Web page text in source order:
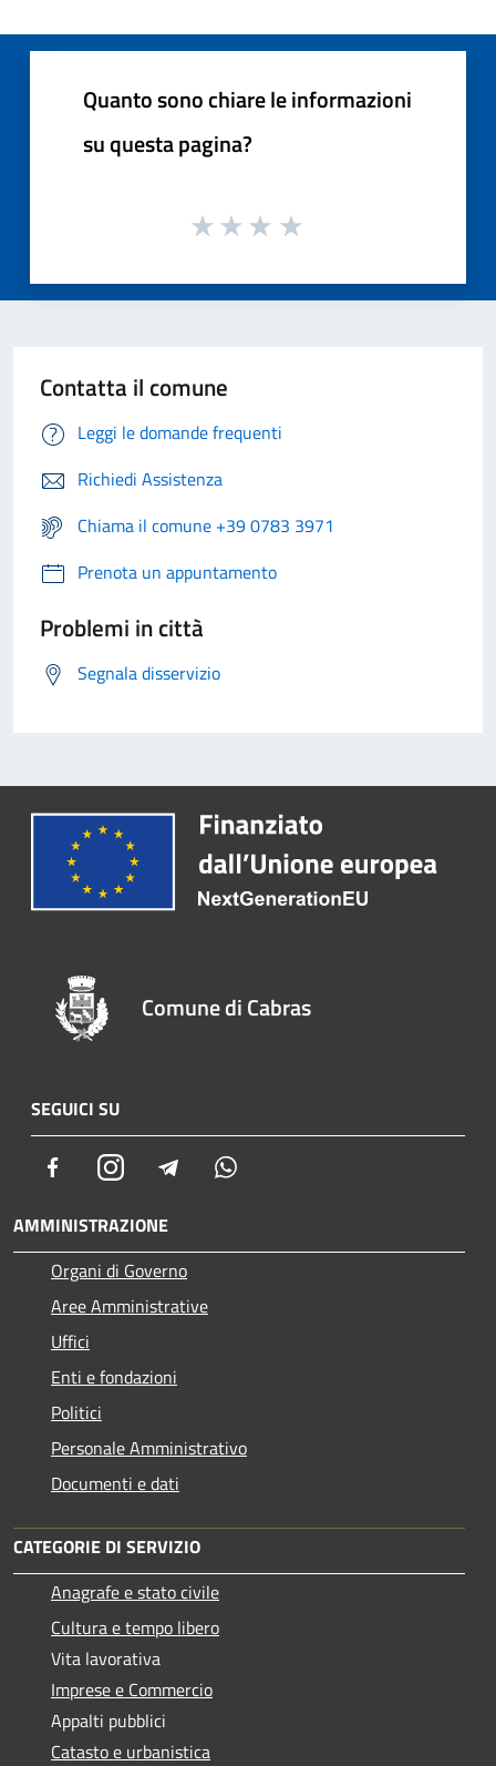
Quanto sono chiare le informazioni
su questa pagina?
Contatta il comune
Leggi le domande frequenti
Richiedi Assistenza
Chiama il comune +39 0783 3971
Prenota un appuntamento
Problemi in città
Segnala disservizio
Comune di Cabras
SEGUICI SU
FacebookInstagram Telegram
AMMINISTRAZIONE
Organi di Governo
Aree Amministrative
Uffici
Enti e fondazioni
Politici
Personale Amministrativo
Documenti e dati
CATEGORIE DI SERVIZIO
Anagrafe e stato civile
Cultura e tempo libero
Vita lavorativa
Imprese e Commercio
Appalti pubblici
Catasto e urbanistica